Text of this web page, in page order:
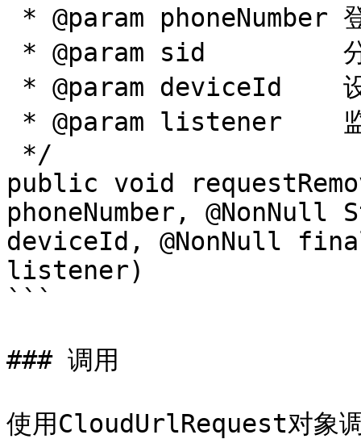
public void
phoneNumber,
deviceId, @NonNull
listener)
```
### 调用
使用CloudUrlRequest对象